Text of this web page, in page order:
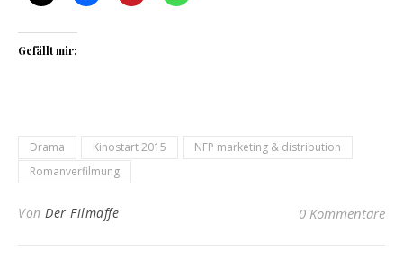
Gefällt mir:
Drama Kinostart 2015
NFP marketing & distribution
Romanverfilmung
Von Der Filmaffe 0 Kommentare